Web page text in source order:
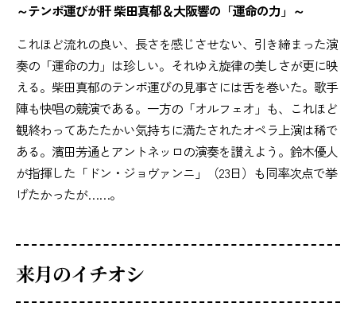
～テンポ運びが肝 柴田真郁＆大阪響の「運命の力」～
これほど流れの良い、長さを感じさせない、引き締まった演
奏の「運命の力」は珍しい。それゆえ旋律の美しさが更に映
える。柴田真郁のテンポ運びの見事さには舌を巻いた。歌手
陣も快唱の競演である。一方の「オルフェオ」も、これほど
観終わってあたたかい気持ちに満たされたオペラ上演は稀で
ある。濱田芳通とアントネッロの演奏を讃えよう。鈴木優人
が指揮した「ドン・ジョヴァンニ」（23日）も同率次点で挙
げたかったが……。
来月のイチオシ